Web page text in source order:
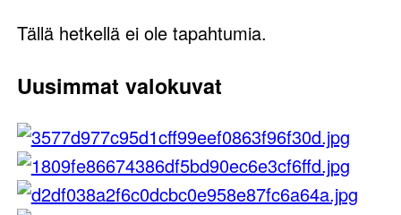
Tällä hetkellä ei ole tapahtumia.
Uusimmat valokuvat